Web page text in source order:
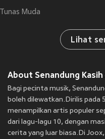
Tunas Muda
Lihat
About Senandung Kasih
Bagi pecinta musik,
boleh dilewatkan.Dirilis pada
menampilkan artis populer
dari lagu-lagu 10, dengan
cerita yang luar biasa.Di